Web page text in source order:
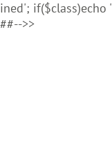
if($class)echo '
>>